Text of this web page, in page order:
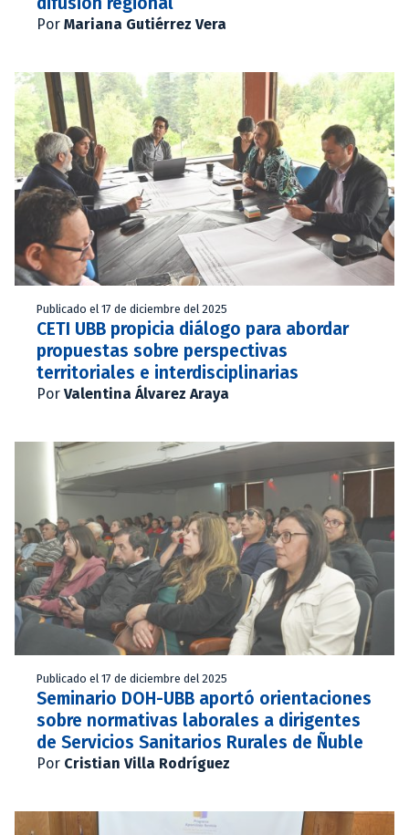
Por Mariana Gutiérrez Vera
Publicado el 17 de diciembre del 2025
CETI UBB propicia diálogo para abordar
propuestas sobre perspectivas
territoriales e interdisciplinarias
Por Valentina Álvarez Araya
Publicado el 17 de diciembre del 2025
Seminario DOH-UBB aportó orientaciones
sobre normativas laborales a dirigentes
de Servicios Sanitarios Rurales de Ñuble
Por Cristian Villa Rodríguez